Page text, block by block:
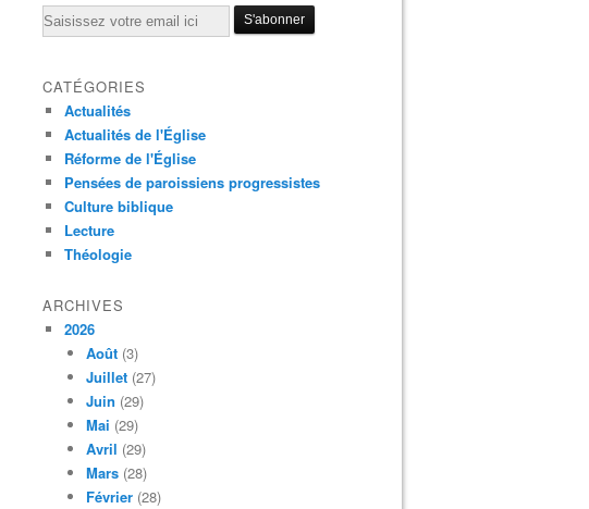
Email
CATÉGORIES
Actualités
Actualités de l'Église
Réforme de l'Église
Pensées de paroissiens progressistes
Culture biblique
Lecture
Théologie
ARCHIVES
2026
Août (3)
Juillet (27)
Juin (29)
Mai (29)
Avril (29)
Mars (28)
Février (28)